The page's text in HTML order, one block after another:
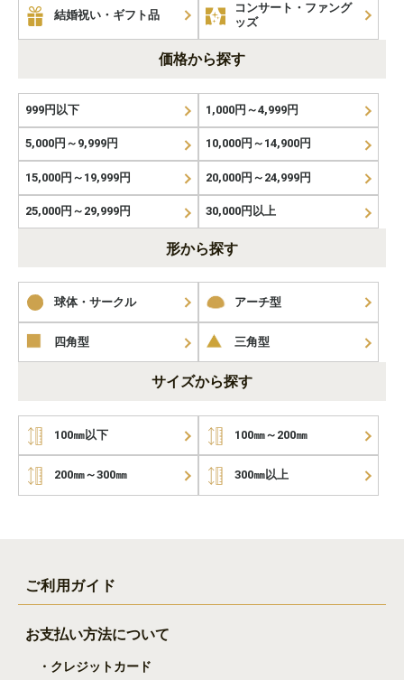
結婚祝い・ギフト品
コンサート・ファング
ッズ
価格から探す
999円以下 1,000円～4,999円
5,000円～9,999円 10,000円～14,900円
15,000円～19,999円 20,000円～24,999円
25,000円～29,999円 30,000円以上
形から探す
球体・サークル アーチ型
四角型 三角型
サイズから探す
100㎜以下 100㎜～200㎜
200㎜～300㎜ 300㎜以上
ご利用ガイド
お支払い方法について
・クレジットカード